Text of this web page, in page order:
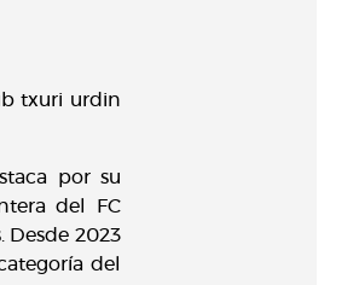
txuri urdin
por su
del FC
Desde 2023
del